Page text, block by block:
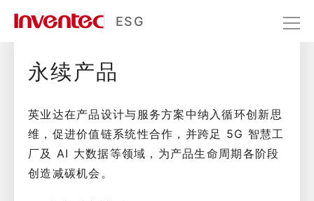
ESG
永续产品
驱动创新 永续产品
永续产品
英业达在产品设计与服务方案中纳入循环创新思
维，促进价值链系统性合作，并跨足 5G 智慧工
厂及 AI 大数据等领域，为产品生命周期各阶段
创造减碳机会。